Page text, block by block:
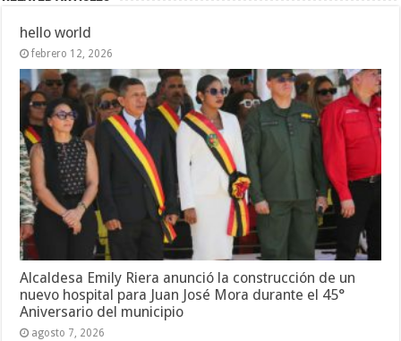
hello world
febrero 12, 2026
Alcaldesa Emily Riera anunció la construcción de un
nuevo hospital para Juan José Mora durante el 45°
Aniversario del municipio
agosto 7, 2026